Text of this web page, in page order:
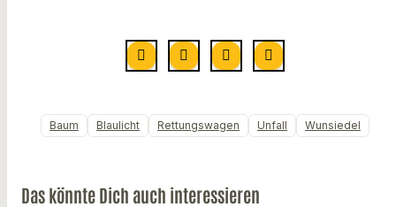
Baum Blaulicht Rettungswagen Unfall Wunsiedel
Das könnte Dich auch interessieren